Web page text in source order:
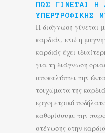
ΠΏΣ ΓΊΝΕΤΑΙ Η
ΥΠΕΡΤΡΟΦΙΚΉΣ
Η διάγνωση γίνεται
καρδιάς, ενώ η
καρδιάς έχει
για τη διάγνωση
αποκαλύπτει την
τοιχώματα της
εργομετρικό
καθορίσουμε την
στένωσης στην